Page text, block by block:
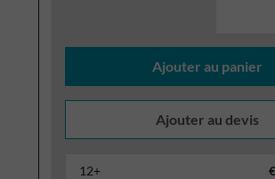
Ajouter au panier
12+